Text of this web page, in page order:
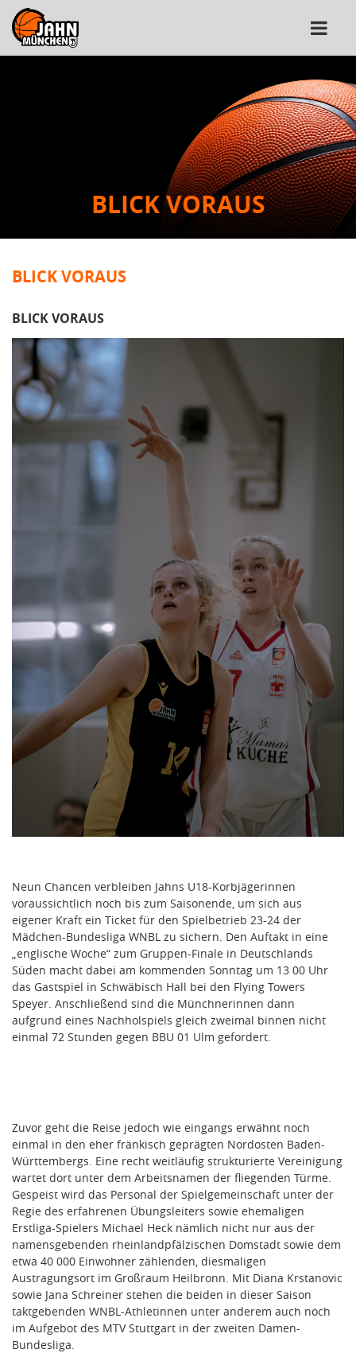
BLICK VORAUS
BLICK VORAUS
BLICK VORAUS
Neun Chancen verbleiben Jahns U18-Korbjägerinnen
voraussichtlich noch bis zum Saisonende, um sich aus
eigener Kraft ein Ticket für den Spielbetrieb 23-24 der
Mädchen-Bundesliga WNBL zu sichern. Den Auftakt in eine
„englische Woche“ zum Gruppen-Finale in Deutschlands
Süden macht dabei am kommenden Sonntag um 13 00 Uhr
das Gastspiel in Schwäbisch Hall bei den Flying Towers
Speyer. Anschließend sind die Münchnerinnen dann
aufgrund eines Nachholspiels gleich zweimal binnen nicht
einmal 72 Stunden gegen BBU 01 Ulm gefordert.
Zuvor geht die Reise jedoch wie eingangs erwähnt noch
einmal in den eher fränkisch geprägten Nordosten Baden-
Württembergs. Eine recht weitläufig strukturierte Vereinigung
wartet dort unter dem Arbeitsnamen der fliegenden Türme.
Gespeist wird das Personal der Spielgemeinschaft unter der
Regie des erfahrenen Übungsleiters sowie ehemaligen
Erstliga-Spielers Michael Heck nämlich nicht nur aus der
namensgebenden rheinlandpfälzischen Domstadt sowie dem
etwa 40 000 Einwohner zählenden, diesmaligen
Austragungsort im Großraum Heilbronn. Mit Diana Krstanovic
sowie Jana Schreiner stehen die beiden in dieser Saison
taktgebenden WNBL-Athletinnen unter anderem auch noch
im Aufgebot des MTV Stuttgart in der zweiten Damen-
Bundesliga.